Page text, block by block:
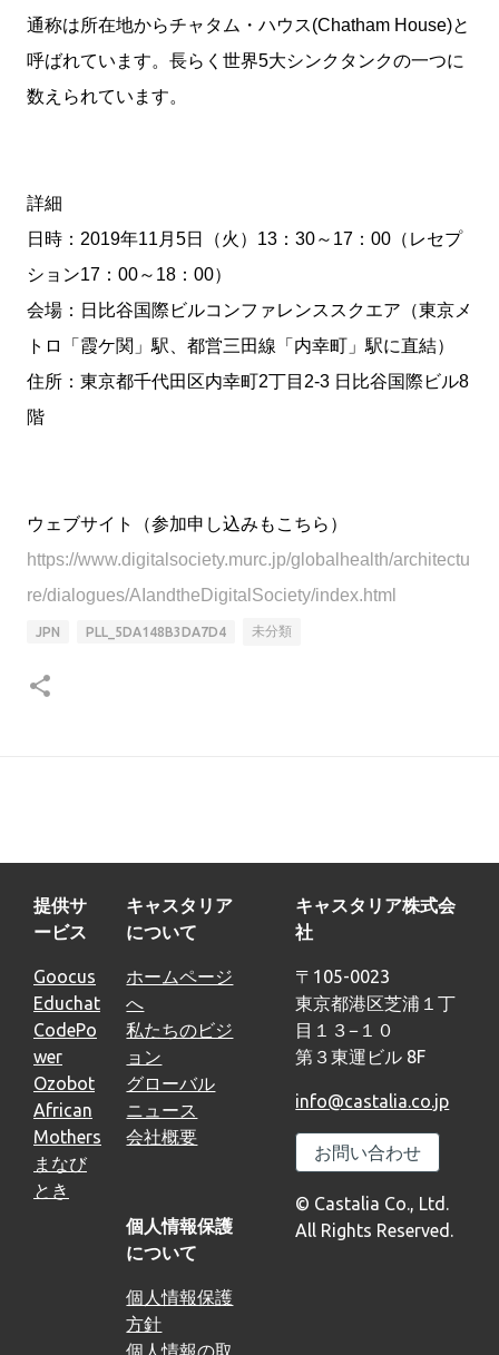
通称は所在地からチャタム・ハウス(Chatham House)と
呼ばれています。長らく世界5大シンクタンクの一つに
数えられています。
詳細
日時：2019年11月5日（火）13：30～17：00（レセプ
ション17：00～18：00）
会場：日比谷国際ビルコンファレンススクエア（東京メ
トロ「霞ケ関」駅、都営三田線「内幸町」駅に直結）
住所：東京都千代田区内幸町2丁目2-3 日比谷国際ビル8
階
ウェブサイト（参加申し込みもこちら）
https://www.digitalsociety.murc.jp/globalhealth/architectu
re/dialogues/AIandtheDigitalSociety/index.html
JPN PLL_5DA148B3DA7D4 未分類
提供サ
ービス
Goocus
Educhat
CodePo
wer
Ozobot
African
Mothers
まなび
とき
キャスタリア
について
ホームページ
へ
私たちのビジ
ョン
グローバル
ニュース
会社概要
個人情報保護
について
個人情報保護
方針
個人情報の取
キャスタリア株式会
社
〒105-0023
東京都港区芝浦１丁
目１３−１０
第３東運ビル 8F
info@castalia.co.jp
お問い合わせ
© Castalia Co., Ltd.
All Rights Reserved.